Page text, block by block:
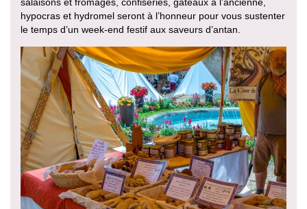
hypocras et hydromel seront à l’honneur pour vous sustenter
le temps d’un week-end festif aux saveurs d’antan.